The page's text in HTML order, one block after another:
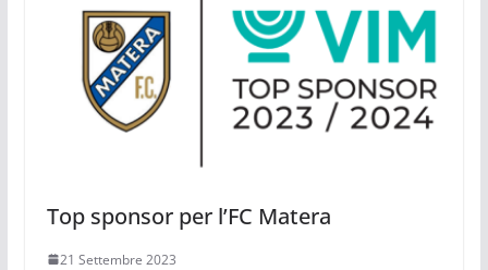
Top sponsor per l’FC Matera
21 Settembre 2023